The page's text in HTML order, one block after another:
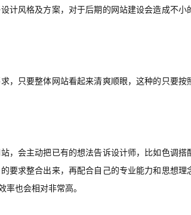
计风格及方案，对于后期的网站建设会造成不
，只要整体网站看起来清爽顺眼，这种的只要
，会主动把已有的想法告诉设计师，比如色调
要求整合出来，再配合自己的专业能力和思想理
率也会相对非常高。